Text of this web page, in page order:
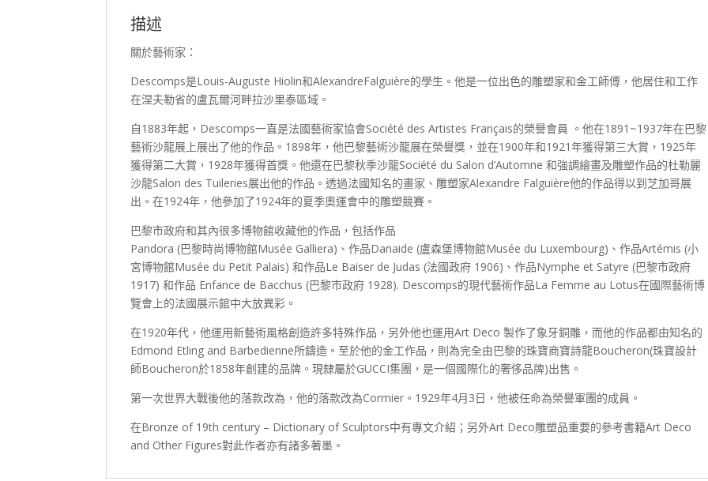
描述
關於藝術家：
Descomps是Louis-Auguste Hiolin和AlexandreFalguière的學生。他是一位出色的雕塑家和金工師傅，他居住和工作
在涅夫勒省的盧瓦爾河畔拉沙里泰區域。
自1883年起，Descomps一直是法國藝術家協會Société des Artistes Français的榮譽會員 。他在1891~1937年在巴黎
藝術沙龍展上展出了他的作品。1898年，他巴黎藝術沙龍展在榮譽獎，並在1900年和1921年獲得第三大賞，1925年
獲得第二大賞，1928年獲得首獎。他還在巴黎秋季沙龍Société du Salon d’Automne 和強調繪畫及雕塑作品的杜勒麗
沙龍Salon des Tuileries展出他的作品。透過法國知名的畫家、雕塑家Alexandre Falguière他的作品得以到芝加哥展
出。在1924年，他參加了1924年的夏季奧運會中的雕塑競賽。
巴黎市政府和其內很多博物館收藏他的作品，包括作品
Pandora (巴黎時尚博物館Musée Galliera)、作品Danaide (盧森堡博物館Musée du Luxembourg)、作品Artémis (小
宮博物館Musée du Petit Palais) 和作品Le Baiser de Judas (法國政府 1906)、作品Nymphe et Satyre (巴黎市政府
1917) 和作品 Enfance de Bacchus (巴黎市政府 1928). Descomps的現代藝術作品La Femme au Lotus在國際藝術博
覽會上的法國展示館中大放異彩。
在1920年代，他運用新藝術風格創造許多特殊作品，另外他也運用Art Deco 製作了象牙銅雕，而他的作品都由知名的
Edmond Etling and Barbedienne所鑄造。至於他的金工作品，則為完全由巴黎的珠寶商寶詩龍Boucheron(珠寶設計
師Boucheron於1858年創建的品牌。現隸屬於GUCCI集團，是一個國際化的奢侈品牌)出售。
第一次世界大戰後他的落款改為，他的落款改為Cormier。1929年4月3日，他被任命為榮譽軍團的成員。
在Bronze of 19th century – Dictionary of Sculptors中有專文介紹；另外Art Deco雕塑品重要的參考書籍Art Deco
and Other Figures對此作者亦有諸多著墨。